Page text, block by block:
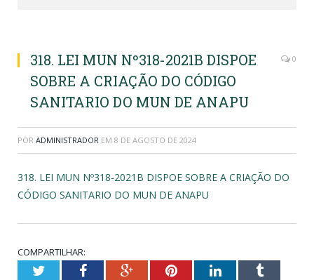
318. LEI MUN Nº318-2021B DISPOE
SOBRE A CRIAÇÃO DO CÓDIGO
SANITARIO DO MUN DE ANAPU
0
POR ADMINISTRADOR EM 8 DE AGOSTO DE 2024
318. LEI MUN Nº318-2021B DISPOE SOBRE A CRIAÇÃO DO
CÓDIGO SANITARIO DO MUN DE ANAPU
COMPARTILHAR:
TwitterFacebookGoogle+PinterestLinkedInTumblr